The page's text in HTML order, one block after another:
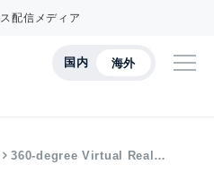
配信メディア
国内 海外
360-degree Virtual Real…